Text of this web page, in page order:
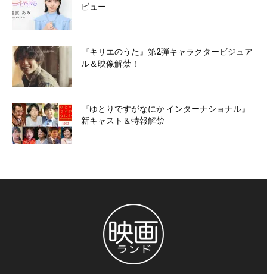
ビュー
『キリエのうた』第2弾キャラクタービジュア
ル＆映像解禁！
『ゆとりですがなにか インターナショナル』
新キャスト＆特報解禁